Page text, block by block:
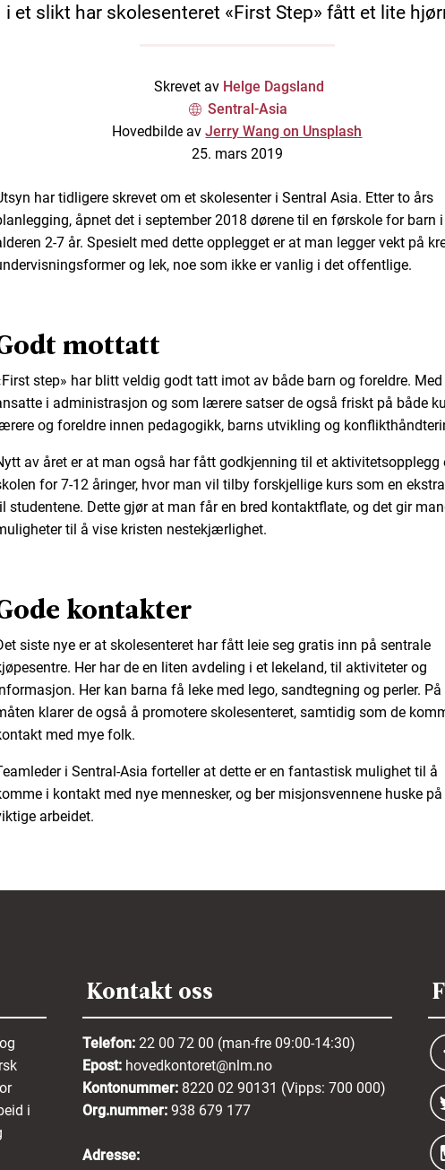
i et slikt har skolesenteret «First Step» fått et lite
Skrevet av Helge Dagsland
Sentral-Asia
Hovedbilde avJerry Wang on Unsplash
25. mars 2019
har tidligere skrevet om et skolesenter i Sentral Asia. Etter to års
åpnet det i september 2018 dørene til en førskole for barn i
2-7 år. Spesielt med dette opplegget er at man legger vekt på
og lek, noe som ikke er vanlig i det offentlige.
mottatt
step» har blitt veldig godt tatt imot av både barn og foreldre. Med
i administrasjon og som lærere satser de også friskt på både
og foreldre innen pedagogikk, barns utvikling og
av året er at man også har fått godkjenning til et aktivitetsopplegg
for 7-12 åringer, hvor man vil tilby forskjellige kurs som en
studentene. Dette gjør at man får en bred kontaktflate, og det gir
til å vise kristen nestekjærlighet.
kontakter
siste nye er at skolesenteret har fått leie seg gratis inn på sentrale
Her har de en liten avdeling i et lekeland, til aktiviteter og
Her kan barna få leke med lego, sandtegning og perler. På
klarer de også å promotere skolesenteret, samtidig som de
med mye folk.
i Sentral-Asia forteller at dette er en fantastisk mulighet til å
i kontakt med nye mennesker, og ber misjonsvennene huske
arbeidet.
i
Kontakt oss
Telefon: 22 00 72 00 (man-fre 09:00-14:30)
Epost: hovedkontoret@nlm.no
Kontonummer: 8220 02 90131 (Vipps: 700 000)
Org.nummer: 938 679 177
Adresse: